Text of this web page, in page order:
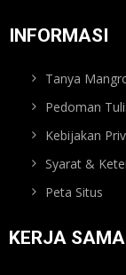
INFORMASI
Tanya
Pedoman
Kebijakan
Syarat &
Peta Situs
KERJA SAMA